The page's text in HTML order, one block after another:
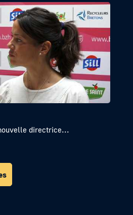
directrice...